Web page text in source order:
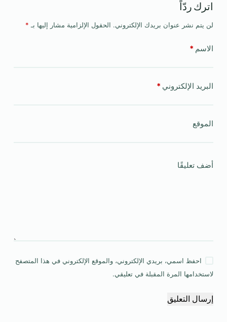
اترك ردّاً
لن يتم نشر عنوان بريدك الإلكتروني. الحقول الإلزامية مشار إليها بـ *
الاسم *
البريد الإلكتروني *
الموقع
أضف تعليقًا
احفظ اسمي، بريدي الإلكتروني، والموقع الإلكتروني في هذا المتصفح
لاستخدامها المرة المقبلة في تعليقي.
إرسال التعليق